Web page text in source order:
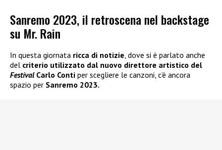
Sanremo 2023, il retroscena nel backstage
su Mr. Rain
In questa giornata ricca di notizie , dove si è parlato anche
del criterio utilizzato dal nuovo direttore artistico del
Festival Carlo Conti per scegliere le canzoni, c’è ancora
spazio per Sanremo 2023.